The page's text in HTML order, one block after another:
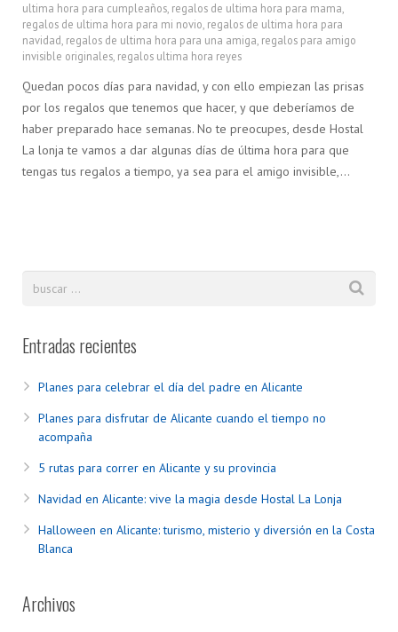
ultima hora para cumpleaños regalos de ultima hora para mama
regalos de ultima hora para mi novio regalos de ultima hora para
navidad regalos de ultima hora para una amiga regalos para amigo
invisible originales regalos ultima hora reyes
Quedan pocos días para navidad, y con ello empiezan las prisas
por los regalos que tenemos que hacer, y que deberíamos de
haber preparado hace semanas. No te preocupes, desde Hostal
La lonja te vamos a dar algunas días de última hora para que
tengas tus regalos a tiempo, ya sea para el amigo invisible,…
Entradas recientes
Planes para celebrar el día del padre en Alicante
Planes para disfrutar de Alicante cuando el tiempo no
acompaña
5 rutas para correr en Alicante y su provincia
Navidad en Alicante: vive la magia desde Hostal La Lonja
Halloween en Alicante: turismo, misterio y diversión en la Costa
Blanca
Archivos